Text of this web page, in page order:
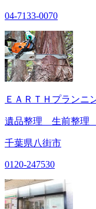
04-7133-0070
ＥＡＲＴＨプランニ
遺品整理 生前整理
千葉県八街市
0120-247530